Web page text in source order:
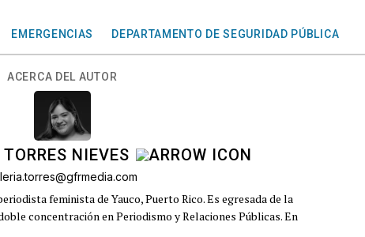
EMERGENCIAS DEPARTAMENTO DE SEGURIDAD PÚBLICA
ACERCA DEL AUTOR
NIEVES
feminista de Yauco, Puerto Rico. Es egresada de la
concentración en Periodismo y Relaciones Públicas. En